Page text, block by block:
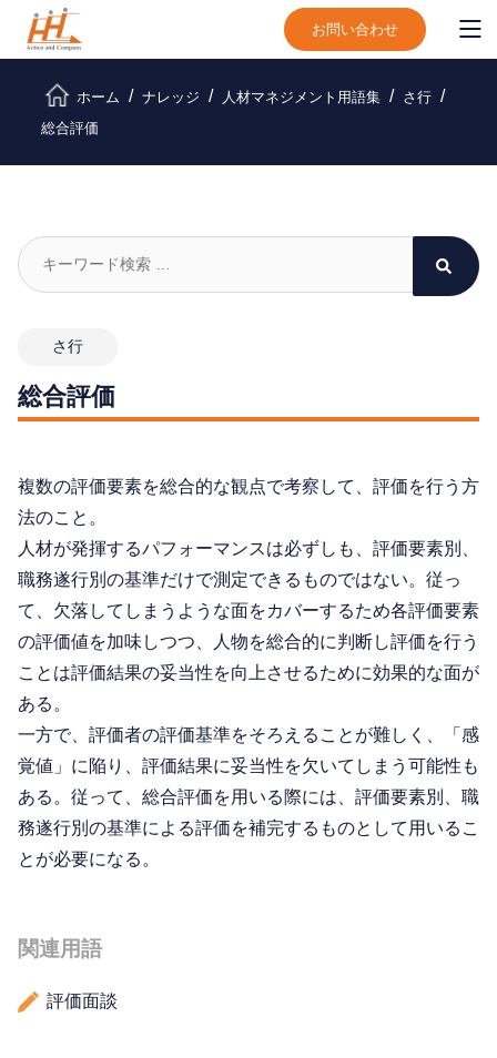
お問い合わせ
ホーム ナレッジ 人材マネジメント用語集
さ行
総合評価
さ行
総合評価
複数の評価要素を総合的な観点で考察して、評価を行う方
法のこと。
人材が発揮するパフォーマンスは必ずしも、評価要素別、
職務遂行別の基準だけで測定できるものではない。従っ
て、欠落してしまうような面をカバーするため各評価要素
の評価値を加味しつつ、人物を総合的に判断し評価を行う
ことは評価結果の妥当性を向上させるために効果的な面が
ある。
一方で、評価者の評価基準をそろえることが難しく、「感
覚値」に陥り、評価結果に妥当性を欠いてしまう可能性も
ある。従って、総合評価を用いる際には、評価要素別、職
務遂行別の基準による評価を補完するものとして用いるこ
とが必要になる。
関連用語
評価面談